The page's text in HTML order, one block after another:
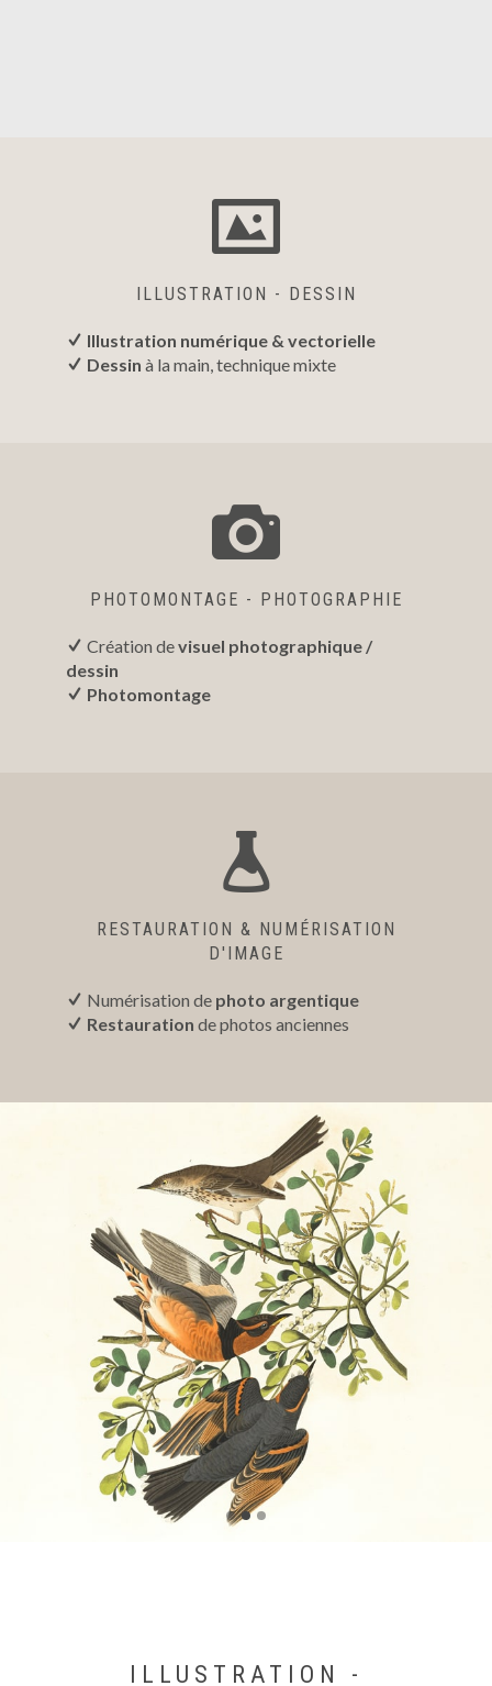
ILLUSTRATION - DESSIN
Illustration numérique & vectorielle
Dessin à la main, technique mixte
PHOTOMONTAGE - PHOTOGRAPHIE
Création devisuel photographique /
dessin
Photomontage
RESTAURATION & NUMÉRISATION
D'IMAGE
Numérisation de photo argentique
Restauration de photos anciennes
ILLUSTRATION -